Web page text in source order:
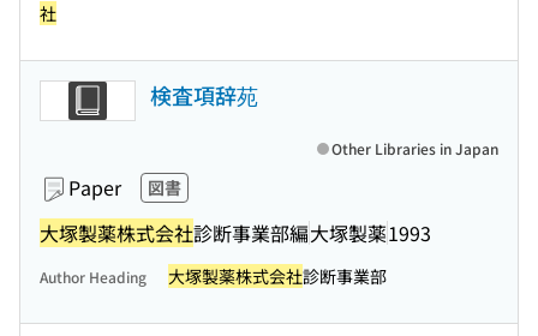
社
検査項辞苑
Paper 図書
大塚製薬株式会社診断事業部編大塚製薬1993
Other Libraries in Japan
Author Heading 大塚製薬株式会社診断事業部